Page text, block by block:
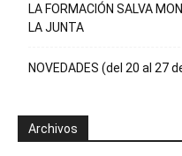
LA FORMACIÓN SALVA
LA JUNTA
NOVEDADES (del 20 al 27
Archivos